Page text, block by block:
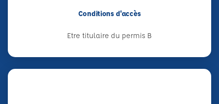
Conditions d'accès
Etre titulaire du permis B